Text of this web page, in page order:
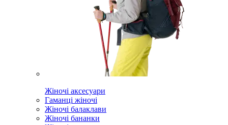
Жіночі аксесуари
Гаманці жіночі
Жіночі балаклави
Жіночі бананки